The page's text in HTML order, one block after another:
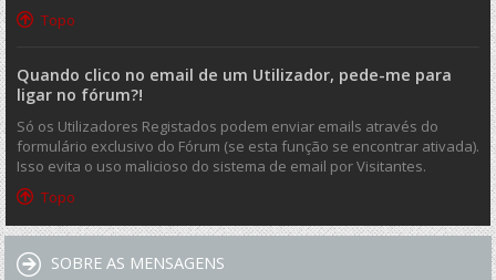
Topo
Quando clico no email de um Utilizador, pede-me para
ligar no fórum?!
Só os Utilizadores Registados podem enviar emails através do
formulário exclusivo do Fórum (se esta função se encontrar ativada).
Isso evita o uso malicioso do sistema de email por Visitantes.
Topo
SOBRE AS MENSAGENS